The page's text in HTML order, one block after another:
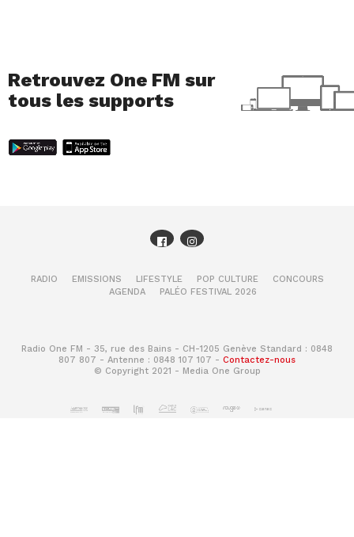
Retrouvez One FM sur
tous les supports
RADIO EMISSIONS LIFESTYLE POP CULTURE
CONCOURS
AGENDA
PALÉO FESTIVAL 2026
Radio One FM - 35, rue des Bains - CH-1205 Genève Standard : 0848
807 807 - Antenne : 0848 107 107 - Contactez-nous
© Copyright 2021 - Media One Group